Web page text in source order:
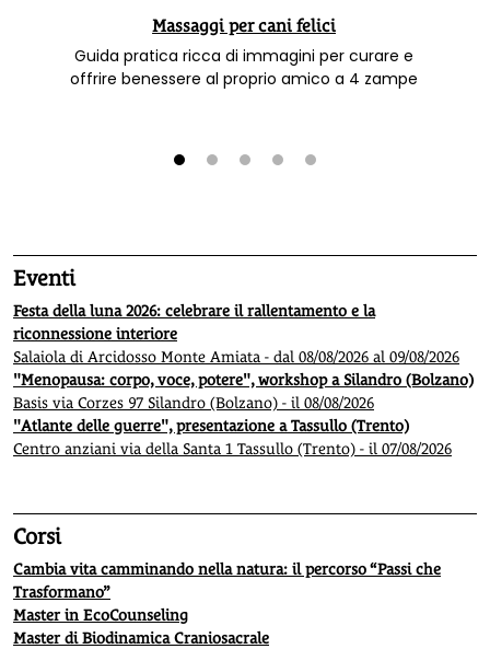
Massaggi per cani felici
Guida pratica ricca di immagini per curare e
offrire benessere al proprio amico a 4 zampe
Eventi
Festa della luna 2026: celebrare il rallentamento e la
riconnessione interiore
Salaiola di Arcidosso Monte Amiata - dal 08/08/2026 al 09/08/2026
"Menopausa: corpo, voce, potere", workshop a Silandro (Bolzano)
Basis via Corzes 97 Silandro (Bolzano) - il 08/08/2026
"Atlante delle guerre", presentazione a Tassullo (Trento)
Centro anziani via della Santa 1 Tassullo (Trento) - il 07/08/2026
Corsi
Cambia vita camminando nella natura: il percorso “Passi che
Trasformano”
Master in EcoCounseling
Master di Biodinamica Craniosacrale